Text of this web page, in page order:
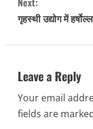
t
n
u
e
गृहस्थी उद्योग में
Leave a Reply
Your email
fields are